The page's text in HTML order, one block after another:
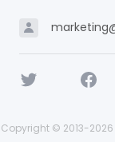
Copyright © 2013-2026